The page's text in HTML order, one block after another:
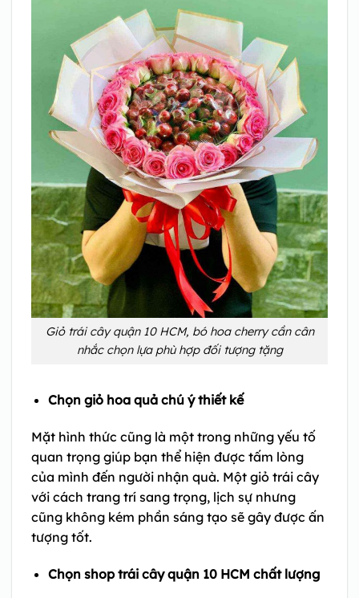
Giỏ trái cây quận 10 HCM, bó hoa cherry cần cân
nhắc chọn lựa phù hợp đối tượng tặng
Chọn giỏ hoa quả chú ý thiết kế
Mặt hình thức cũng là một trong những yếu tố
quan trọng giúp bạn thể hiện được tấm lòng
của mình đến người nhận quà. Một giỏ trái cây
với cách trang trí sang trọng, lịch sự nhưng
cũng không kém phần sáng tạo sẽ gây được ấn
tượng tốt.
Chọn shop trái cây quận 10 HCM chất lượng